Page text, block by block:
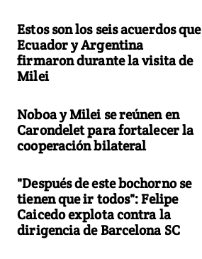
Estos son los seis acuerdos que
Ecuador y Argentina
firmaron durante la visita de
Milei
Noboa y Milei se reúnen en
Carondelet para fortalecer la
cooperación bilateral
"Después de este bochorno se
tienen que ir todos": Felipe
Caicedo explota contra la
dirigencia de Barcelona SC